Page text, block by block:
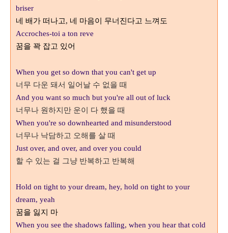
briser
네 배가 떠나고, 네 마음이 무너진다고 느껴도
Accroches-toi a ton reve
꿈을 꽉 잡고 있어
When you get so down that you can't get up
너무 다운 돼서 일어날 수 없을 때
And you want so much but you're all out of luck
너무나 원하지만 운이 다 했을 때
When you're so downhearted and misunderstood
너무나 낙담하고 오해를 살 때
Just over, and over, and over you could
할 수 있는 걸 그냥 반복하고 반복해
Hold on tight to your dream, hey, hold on tight to your
dream, yeah
꿈을 잃지 마
When you see the shadows falling, when you hear that cold